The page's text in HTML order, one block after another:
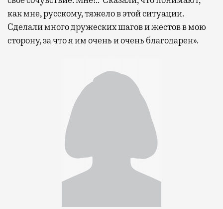
как мне, русскому, тяжело в этой ситуации.
Сделали много дружеских шагов и жестов в мою
сторону, за что я им очень и очень благодарен».